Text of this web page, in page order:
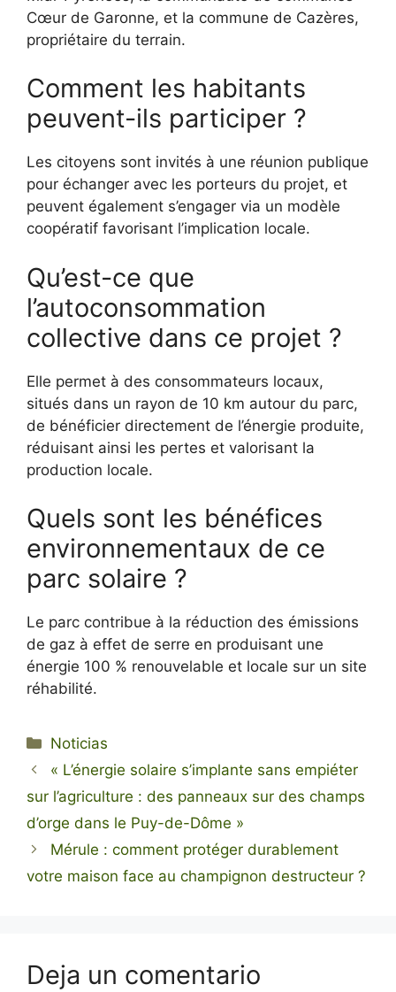
Cœur de Garonne, et la commune de Cazères,
propriétaire du terrain.
Comment les habitants
peuvent-ils participer ?
Les citoyens sont invités à une réunion publique
pour échanger avec les porteurs du projet, et
peuvent également s’engager via un modèle
coopératif favorisant l’implication locale.
Qu’est-ce que
l’autoconsommation
collective dans ce projet ?
Elle permet à des consommateurs locaux,
situés dans un rayon de 10 km autour du parc,
de bénéficier directement de l’énergie produite,
réduisant ainsi les pertes et valorisant la
production locale.
Quels sont les bénéfices
environnementaux de ce
parc solaire ?
Le parc contribue à la réduction des émissions
de gaz à effet de serre en produisant une
énergie 100 % renouvelable et locale sur un site
réhabilité.
Categorías
Noticias
« L’énergie solaire s’implante sans empiéter
sur l’agriculture : des panneaux sur des champs
d’orge dans le Puy-de-Dôme »
Mérule : comment protéger durablement
votre maison face au champignon destructeur ?
Deja un comentario